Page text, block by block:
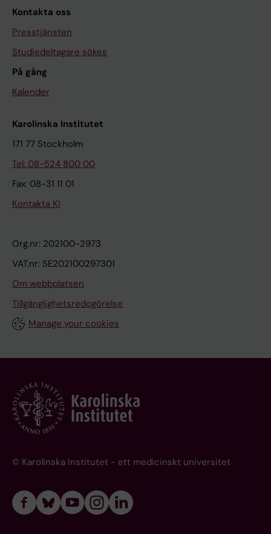
Kontakta oss
Presstjänsten
Studiedeltagare sökes
På gång
Kalender
Karolinska Institutet
171 77 Stockholm
Tel: 08-524 800 00
Fax: 08-31 11 01
Kontakta KI
Org.nr: 202100-2973
VAT.nr: SE202100297301
Om webbplatsen
Tillgänglighetsredogörelse
Manage your cookies
© Karolinska Institutet - ett medicinskt universitet